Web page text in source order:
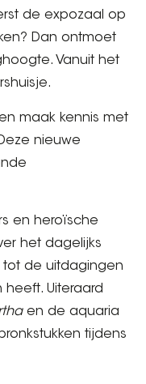
de expozaal op
Dan ontmoet
Vanuit het
maak kennis met
nieuwe
en heroïsche
het dagelijks
tot de uitdagingen
Uiteraard
en de aquaria
tijdens